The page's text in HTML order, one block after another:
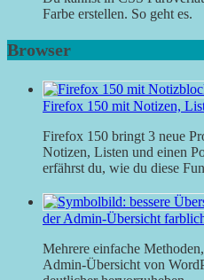
Farbe erstellen. So geht es.
Browser
Firefox 150 mit Notizen,
Firefox 150 bringt 3 neue
Notizen, Listen und einen
erfährst du, wie du diese
der Admin-Übersicht
Mehrere einfache
Admin-Übersicht von